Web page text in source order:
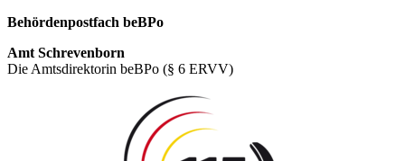
Behördenpostfach beBPo
Amt Schrevenborn
Die Amtsdirektorin beBPo (§ 6 ERVV)